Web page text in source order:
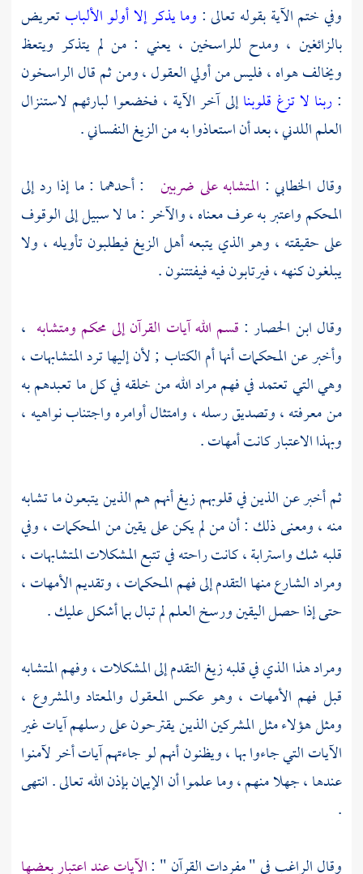
وفي ختم الآية بقوله تعالى : وما يذكر إلا أولو الألبابتعريض
بالزائغين ، ومدح للراسخين ، يعني : من لم يتذكر ويتعظ
ويخالف هواه ، فليس من أولي العقول ، ومن ثم قال الراسخون
:ربنا لا تزغ قلوبناإلى آخر الآية ، فخضعوا لبارئهم لاستنزال
العلم اللدني ، بعد أن استعاذوا به من الزيغ النفساني .
وقال الخطابي : المتشابه على ضربين : أحدهما : ما إذا رد إلى
المحكم واعتبر به عرف معناه ، والآخر : ما لا سبيل إلى الوقوف
على حقيقته ، وهو الذي يتبعه أهل الزيغ فيطلبون تأويله ، ولا
يبلغون كنهه ، فيرتابون فيه فيفتتنون .
وقال ابن الحصار : قسم الله آيات القرآن إلى محكم ومتشابه ،
وأخبر عن المحكمات أنها أم الكتاب ; لأن إليها ترد المتشابهات ،
وهي التي تعتمد في فهم مراد الله من خلقه في كل ما تعبدهم به
من معرفته ، وتصديق رسله ، وامتثال أوامره واجتناب نواهيه ،
وبهذا الاعتبار كانت أمهات .
ثم أخبر عن الذين في قلوبهم زيغ أنهم هم الذين يتبعون ما تشابه
منه ، ومعنى ذلك : أن من لم يكن على يقين من المحكمات ، وفي
قلبه شك واسترابة ، كانت راحته في تتبع المشكلات المتشابهات ،
ومراد الشارع منها التقدم إلى فهم المحكمات ، وتقديم الأمهات ،
حتى إذا حصل اليقين ورسخ العلم لم تبال بما أشكل عليك .
ومراد هذا الذي في قلبه زيغ التقدم إلى المشكلات ، وفهم المتشابه
قبل فهم الأمهات ، وهو عكس المعقول والمعتاد والمشروع ،
ومثل هؤلاء مثل المشركين الذين يقترحون على رسلهم آيات غير
الآيات التي جاءوا بها ، ويظنون أنهم لو جاءتهم آيات أخر لآمنوا
عندها ، جهلا منهم ، وما علموا أن الإيمان بإذن الله تعالى . انتهى
.
وقالالراغبفي " مفردات القرآن " :الآيات عند اعتبار بعضها